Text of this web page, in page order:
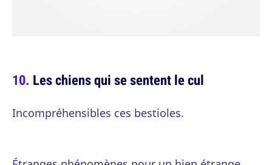
Les chiens qui se sentent le cul
Incompréhensibles ces bestioles.